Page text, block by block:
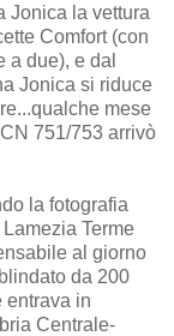
Jonica la vettura
Comfort (con
a due), e dal
Jonica si riduce
mese
751/753 arrivò
la fotografia
Terme
al giorno
da 200
entrava in
Centrale-